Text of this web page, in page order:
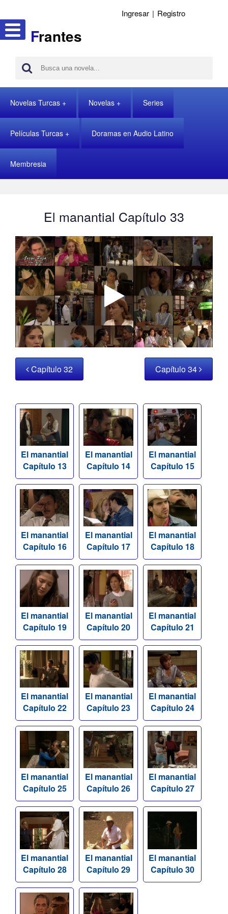
Frantes
Ingresar | Registro
Novelas Turcas Novelas Series
Películas Turcas Doramas en Audio Latino
Membresia
El manantial Capítulo 33
Capítulo 32 Capítulo 34
El manantial
Capítulo 13
El manantial
Capítulo 14
El manantial
Capítulo 15
El manantial
Capítulo 16
El manantial
Capítulo 17
El manantial
Capítulo 18
El manantial
Capítulo 19
El manantial
Capítulo 20
El manantial
Capítulo 21
El manantial
Capítulo 22
El manantial
Capítulo 23
El manantial
Capítulo 24
El manantial
Capítulo 25
El manantial
Capítulo 26
El manantial
Capítulo 27
El manantial
Capítulo 28
El manantial
Capítulo 29
El manantial
Capítulo 30